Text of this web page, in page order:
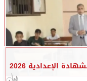
الإعدادية 2026